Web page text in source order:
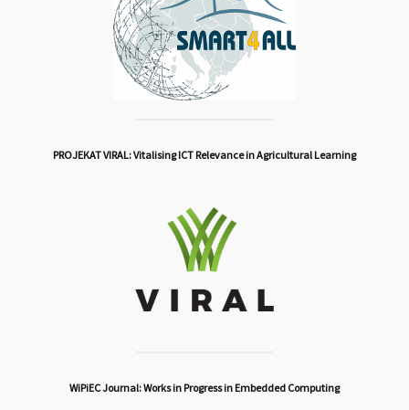
PROJEKAT VIRAL: Vitalising ICT Relevance in Agricultural Learning
WiPiEC Journal: Works in Progress in Embedded Computing